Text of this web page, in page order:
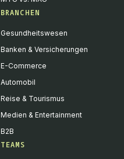
BRANCHEN
Gesundheitswesen
Banken & Versicherungen
E-Commerce
Automobil
Reise & Tourismus
Medien & Entertainment
B2B
TEAMS